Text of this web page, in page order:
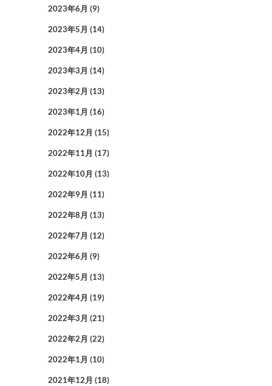
2023年6月 (9)
2023年5月 (14)
2023年4月 (10)
2023年3月 (14)
2023年2月 (13)
2023年1月 (16)
2022年12月 (15)
2022年11月 (17)
2022年10月 (13)
2022年9月 (11)
2022年8月 (13)
2022年7月 (12)
2022年6月 (9)
2022年5月 (13)
2022年4月 (19)
2022年3月 (21)
2022年2月 (22)
2022年1月 (10)
2021年12月 (18)